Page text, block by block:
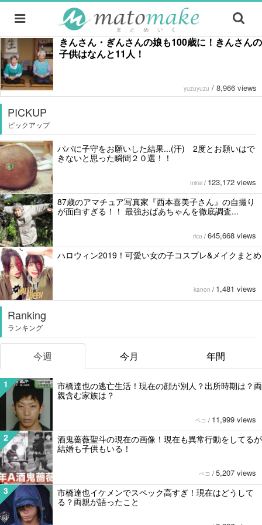
きんさん・ぎんさんの娘も100歳に！きんさんの
子供はなんと11人！
yuzuyuzu / 8,966 views
PICKUP
ピックアップ
パパに子守をお願いした結果...(汗) 2度とお願いはで
きないと思った瞬間２０選！！
mirai / 123,172 views
87歳のアマチュア写真家『西本喜美子さん』の自撮り
が面白すぎる！！ 最強おばあちゃんを徹底調査...
rico / 645,668 views
ハロウィン2019！可愛い女の子コスプレ&メイクまとめ
kanon / 1,481 views
Ranking
ランキング
今週 今月 年間
1
市橋達也の逃亡生活！現在の顔が別人？出所時期は？両
親含む家族は？
ペコ / 11,999 views
2
酒鬼薔薇聖斗の現在の画像！現在も異常行動をしてるが
結婚も子供もいる！
ペコ / 5,207 views
3
市橋達也イケメンでスペック高すぎ！現在はどうして
る？両親が語ったこと